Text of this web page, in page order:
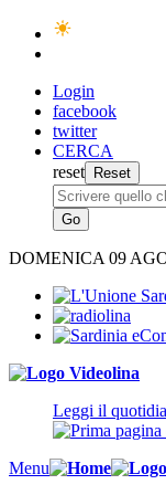
Login
facebook
twitter
CERCA
reset
DOMENICA 09
Leggi il
Menu